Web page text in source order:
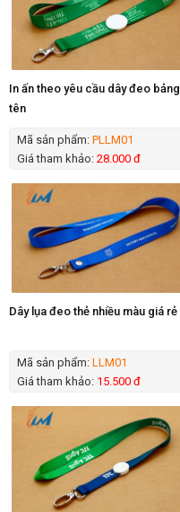
In ấn theo yêu cầu dây đeo bảng
tên
Mã sản phẩm: PLLM01
Giá tham khảo: 28.000 đ
Dây lụa đeo thẻ nhiều màu giá rẻ
Mã sản phẩm: LLM01
Giá tham khảo: 15.500 đ